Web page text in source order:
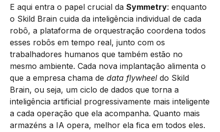
E aqui entra o papel crucial da Symmetry: enquanto
o Skild Brain cuida da inteligência individual de cada
robô, a plataforma de orquestração coordena todos
esses robôs em tempo real, junto com os
trabalhadores humanos que também estão no
mesmo ambiente. Cada nova implantação alimenta o
que a empresa chama de data flywheel do Skild
Brain, ou seja, um ciclo de dados que torna a
inteligência artificial progressivamente mais inteligente
a cada operação que ela acompanha. Quanto mais
armazéns a IA opera, melhor ela fica em todos eles.